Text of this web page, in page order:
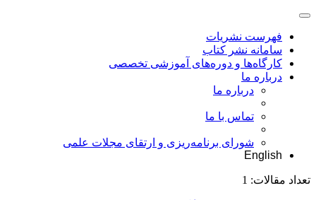
فهرست نشریات
سامانه نشر کتاب
کارگاه‌ها و دوره‌های آموزشی تخصصی
درباره ما
درباره ما
تماس با ما
شورای برنامه‌ریزی و ارتقای مجلات علمی
English
تعداد مقالات: 1